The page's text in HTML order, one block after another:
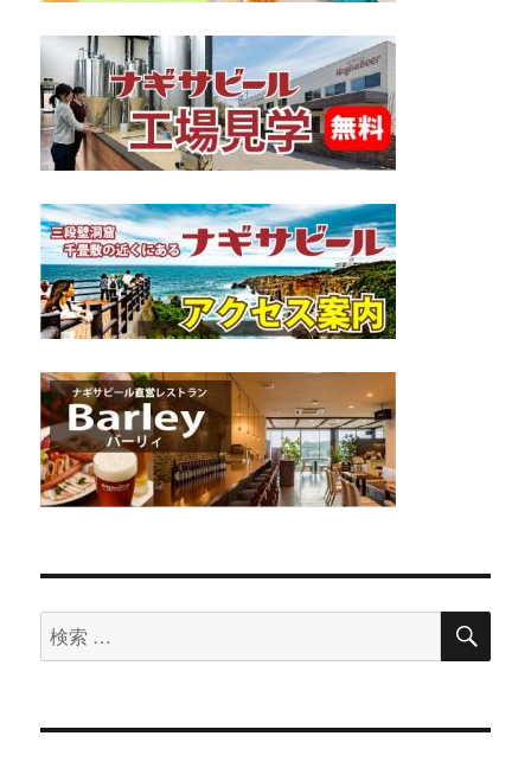
検
索
象:
検